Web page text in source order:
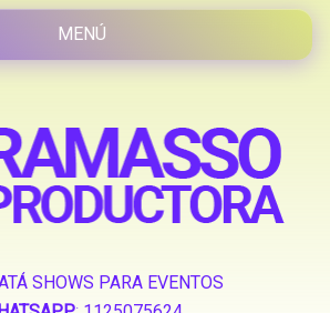
SHOWS PARA EVENTOS